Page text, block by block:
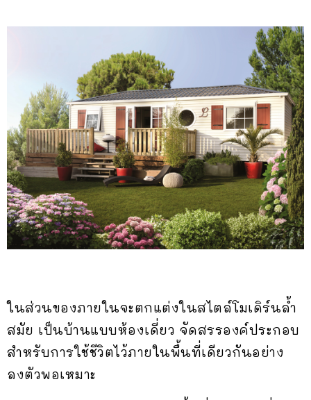
ในส่วนของภายในจะตกแต่งในสไตล์โมเดิร์นล้ำ
สมัย เป็นบ้านแบบห้องเดี่ยว จัดสรรองค์ประกอบ
สำหรับการใช้ชีวิตไว้ภายในพื้นที่เดียวกันอย่าง
ลงตัวพอเหมาะ